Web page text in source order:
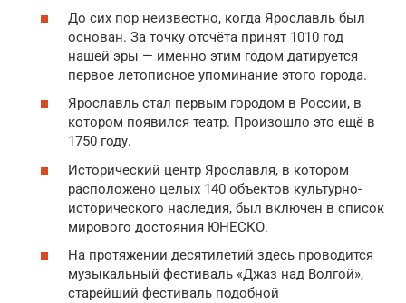
До сих пор неизвестно, когда Ярославль был
основан. За точку отсчёта принят 1010 год
нашей эры — именно этим годом датируется
первое летописное упоминание этого города.
Ярославль стал первым городом в России, в
котором появился театр. Произошло это ещё в
1750 году.
Исторический центр Ярославля, в котором
расположено целых 140 объектов культурно-
исторического наследия, был включен в список
мирового достояния ЮНЕСКО.
На протяжении десятилетий здесь проводится
музыкальный фестиваль «Джаз над Волгой»,
старейший фестиваль подобной